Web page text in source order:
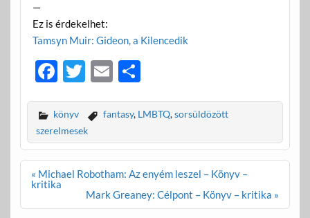
—
Ez is érdekelhet:
Tamsyn Muir: Gideon, a Kilencedik
F
e
b
o
o
k
T
itt
er
E
ail
O
za
m
e
g
könyv fantasy, LMBTQ,sorsüldözött
szerelmesek
Bejegyzés
navigáció
« Michael Robotham: Az enyém leszel – Könyv –
kritika
Mark Greaney: Célpont – Könyv – kritika »